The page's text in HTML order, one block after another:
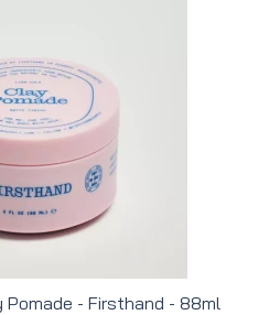
Pomade - Firsthand - 88ml